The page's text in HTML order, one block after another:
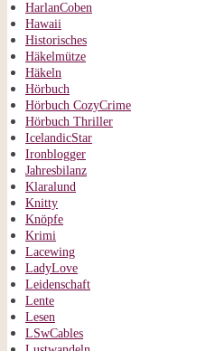
HarlanCoben
Hawaii
Historisches
Häkelmütze
Häkeln
Hörbuch
Hörbuch CozyCrime
Hörbuch Thriller
IcelandicStar
Ironblogger
Jahresbilanz
Klaralund
Knitty
Knöpfe
Krimi
Lacewing
LadyLove
Leidenschaft
Lente
Lesen
LSwCables